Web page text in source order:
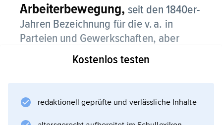
Arbeiterbewegung, seit den 1840er-
Jahren Bezeichnung für die v. a. in
Parteien und Gewerkschaften, aber
auch in Genossenschaften und Vereinen
organisierten Bestrebungen der
der Industriearbeiterschaft, zur
Verbesserung ihrer Arbeits- und
Kostenlos testen
redaktionell geprüfte und verlässliche Inhalte